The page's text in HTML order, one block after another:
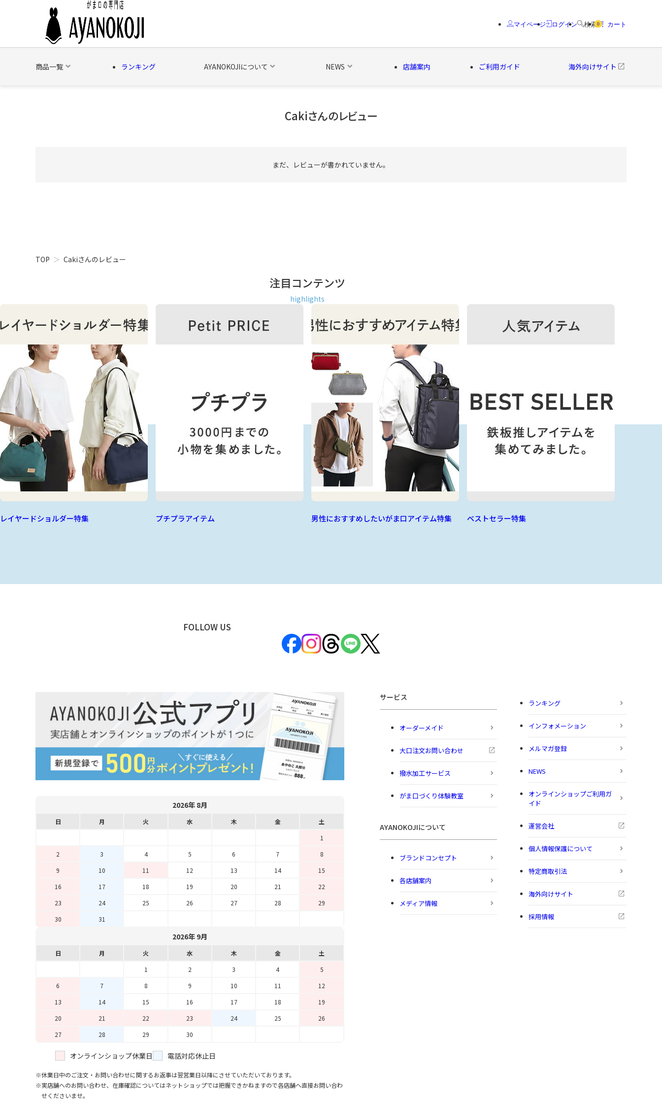
マイページ ログイン 検索 0 カート
商品一覧 ランキング AYANOKOJIについて NEWS 店舗案内 ご利用ガイド 海外向けサイト
ベルト・関連商品 新商品 シーズン品
Cakiさんのレビュー
まだ、レビューが書かれていません。
TOP Cakiさんのレビュー
注目コンテンツ
highlights
レイヤードショルダー特集 プチプラアイテム 男性におすすめしたいがま口アイテム特集 ベストセラー特集
FOLLOW US
2026年 8月
日 月 火 水 木 金
土
1
2
3 4 5 6 7
8
9
10 11 12 13 14
15
16
17 18 19 20 21
22
23
24 25 26 27 28
29
30
31
2026年 9月
日 月 火 水 木 金
土
1
2 3 4
5
6
7 8 9 10 11
12
13
14 15 16 17 18
19
20
21 22 23 24 25
26
27
28 29 30
オンラインショップ休業日 電話対応休止日
休業日中のご注文・お問い合わせに関するお返事は翌営業日以降にさせていただいております。
実店舗へのお問い合わせ、在庫確認についてはネットショップでは把握できかねますので各店舗へ直接お問い合わ
せくださいませ。
サービス
オーダーメイド
大口注文お問い合わせ
撥水加工サービス
がま口づくり体験教室
AYANOKOJIについて
ブランドコンセプト
各店舗案内
メディア情報
ランキング
インフォメーション
メルマガ登録
NEWS
オンラインショップご利用ガ
イド
運営会社
個人情報保護について
特定商取引法
海外向けサイト
採用情報